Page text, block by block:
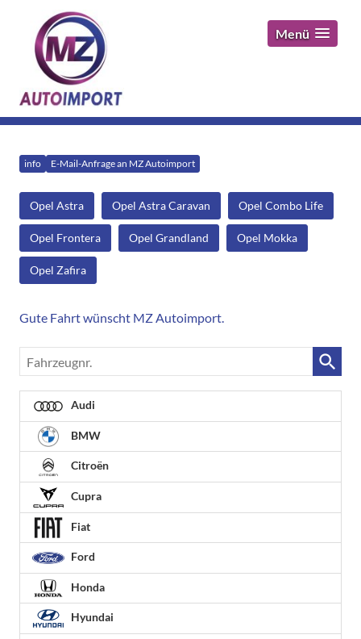
Menü
info E-Mail-Anfrage an MZ Autoimport
Opel Astra Opel Astra Caravan Opel Combo Life
Opel Frontera Opel Grandland Opel Mokka
Opel Zafira
Gute Fahrt wünscht MZ Autoimport.
Fahrzeugnr.
Audi
BMW
Citroën
Cupra
Fiat
Ford
Honda
Hyundai